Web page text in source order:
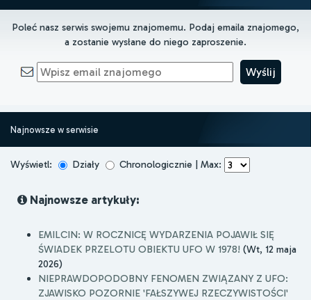
Poleć nasz serwis swojemu znajomemu. Podaj emaila znajomego,
a zostanie wysłane do niego zaproszenie.
Najnowsze w serwisie
Wyświetl: Działy Chronologicznie | Max:
Najnowsze artykuły:
EMILCIN: W ROCZNICĘ WYDARZENIA POJAWIŁ SIĘ
ŚWIADEK PRZELOTU OBIEKTU UFO W 1978! (Wt, 12 maja
2026)
NIEPRAWDOPODOBNY FENOMEN ZWIĄZANY Z UFO:
ZJAWISKO POZORNIE 'FAŁSZYWEJ RZECZYWISTOŚCI'